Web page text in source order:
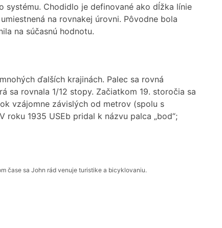
systému. Chodidlo je definované ako dĺžka línie
na rovnakej úrovni. Pôvodne bola
na súčasnú hodnotu.
ďalších krajinách. Palec sa rovná
sa rovnala 1/12 stopy. Začiatkom 19. storočia sa
vzájomne závislých od metrov (spolu s
1935 USEb pridal k názvu palca „bod“;
čase sa John rád venuje turistike a bicyklovaniu.